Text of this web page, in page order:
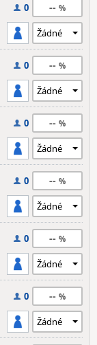
0 --
0 --
0 --
0 --
0 --
0 --